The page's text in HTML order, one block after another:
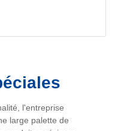
l'entreprise
large palette de